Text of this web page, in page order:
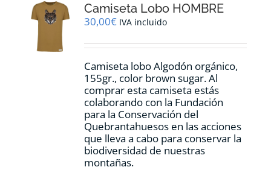
se
pueden
en
página
de
producto
Camiseta Lobo HOMBRE
30,00€ IVA incluido
Camiseta lobo Algodón orgánico,
155gr., color brown sugar.Al
comprar esta camiseta estás
colaborando con la Fundación
para la Conservación del
Quebrantahuesos en las acciones
que lleva a cabo para conservar la
biodiversidad de nuestras
montañas.